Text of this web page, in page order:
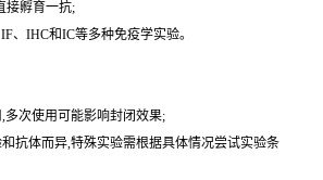
接孵育一抗;
、IHC和IC等多种免疫学实验。
多次使用可能影响封闭效果;
抗体而异,特殊实验需根据具体情况尝试实验条